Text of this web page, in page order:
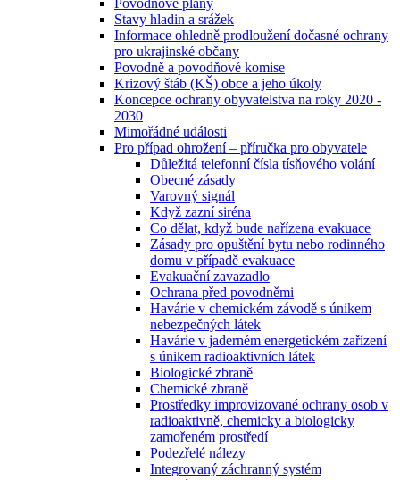
Povodňové plány
Stavy hladin a srážek
Informace ohledně prodloužení dočasné ochrany
pro ukrajinské občany
Povodně a povodňové komise
Krizový štáb (KŠ) obce a jeho úkoly
Koncepce ochrany obyvatelstva na roky 2020 -
2030
Mimořádné události
Pro případ ohrožení – příručka pro obyvatele
Důležitá telefonní čísla tísňového volání
Obecné zásady
Varovný signál
Když zazní siréna
Co dělat, když bude nařízena evakuace
Zásady pro opuštění bytu nebo rodinného
domu v případě evakuace
Evakuační zavazadlo
Ochrana před povodněmi
Havárie v chemickém závodě s únikem
nebezpečných látek
Havárie v jaderném energetickém zařízení
s únikem radioaktivních látek
Biologické zbraně
Chemické zbraně
Prostředky improvizované ochrany osob v
radioaktivně, chemicky a biologicky
zamořeném prostředí
Podezřelé nálezy
Integrovaný záchranný systém